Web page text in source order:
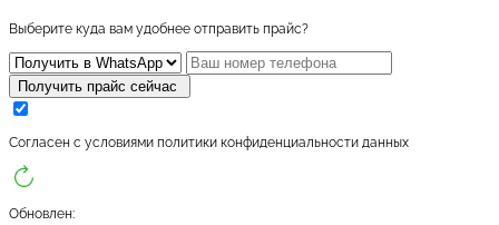
Выберите куда вам удобнее отправить прайс?
Получить прайс сейчас
Cогласен с условиями политики конфиденциальности данных
Обновлен: